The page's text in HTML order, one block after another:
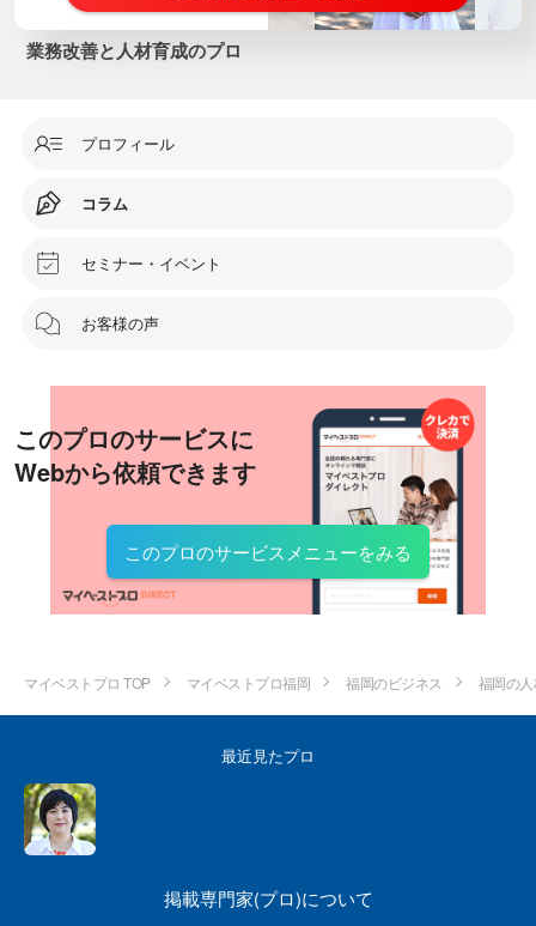
業務改善と人材育成のプロ
プロフィール
コラム
セミナー・イベント
お客様の声
このプロのサービスに
Webから依頼できます
このプロのサービスメニューをみる
マイベストプロ TOP マイベストプロ福岡 福岡のビジネス 福岡の
最近見たプロ
掲載専門家(プロ)について